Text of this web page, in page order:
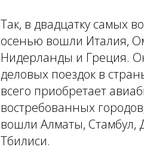
Так, в двадцатку самых
осенью вошли Италия,
Нидерланды и Греция.
деловых поездок в
всего приобретает
востребованных
вошли Алматы, Стамбул,
Тбилиси.